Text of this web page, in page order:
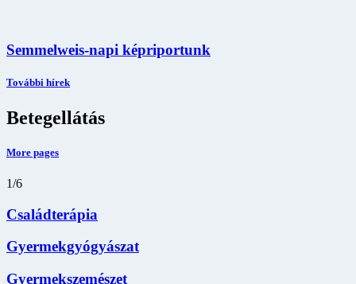
Semmelweis-napi képriportunk
További hírek
Betegellátás
More pages
1/6
Családterápia
Gyermekgyógyászat
Gyermekszemészet